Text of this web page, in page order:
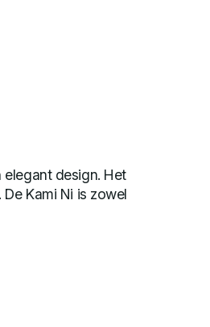
elegant design. Het
Kami Ni is zowel